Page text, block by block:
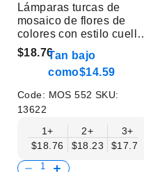
Lámparas turcas de
mosaico de flores de
colores con estilo cuello
de cisne - Sin bombilla
$18.76Tan bajo
como$14.59
Code: MOS 552 SKU:
13622
1+
$18.76
2+
$18.23
3+
$17.71